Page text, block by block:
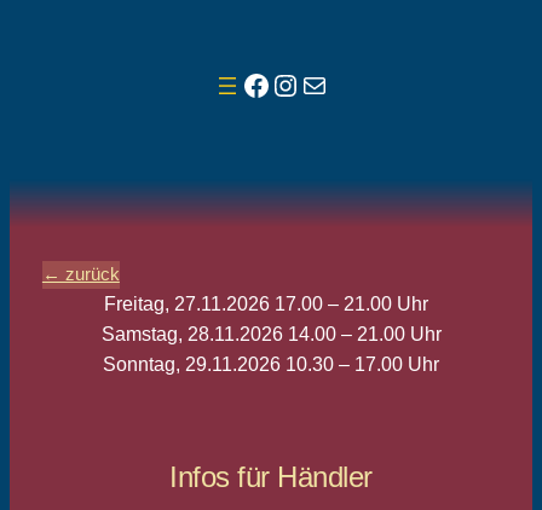
Facebook
Instagram
E-Mail
← zurück
Freitag, 27.11.2026 17.00 – 21.00 Uhr
Samstag, 28.11.2026 14.00 – 21.00 Uhr
Sonntag, 29.11.2026 10.30 – 17.00 Uhr
Infos für Händler